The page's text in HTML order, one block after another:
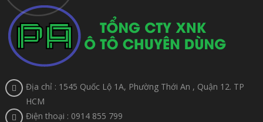
Địa chỉ : 1545 Quốc Lộ 1A, Phường Thới An , Quận 12. TP
HCM
Điện thoại : 0914 855 799